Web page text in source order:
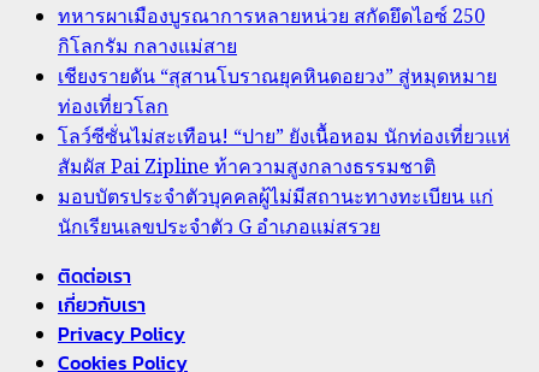
ทหารผาเมืองบูรณาการหลายหน่วย สกัดยึดไอซ์ 250
กิโลกรัม กลางแม่สาย
เชียงรายดัน “สุสานโบราณยุคหินดอยวง” สู่หมุดหมาย
ท่องเที่ยวโลก
โลว์ซีซั่นไม่สะเทือน! “ปาย” ยังเนื้อหอม นักท่องเที่ยวแห่
สัมผัส Pai Zipline ท้าความสูงกลางธรรมชาติ
มอบบัตรประจำตัวบุคคลผู้ไม่มีสถานะทางทะเบียน แก่
นักเรียนเลขประจำตัว G อำเภอแม่สรวย
ติดต่อเรา
เกี่ยวกับเรา
Privacy Policy
Cookies Policy